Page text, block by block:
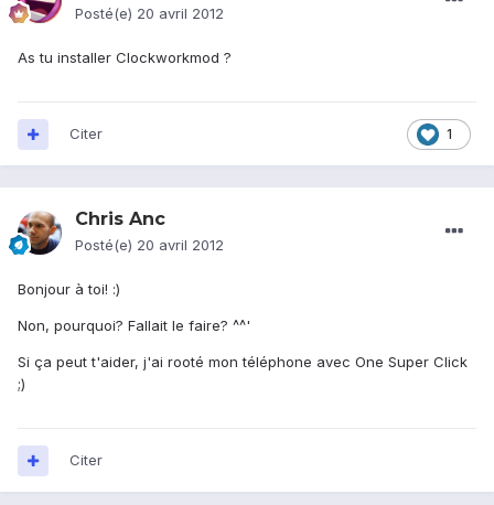
Posté(e) 20 avril 2012
As tu installer Clockworkmod ?
1
Citer
Chris Anc
Posté(e) 20 avril 2012
Bonjour à toi! :)
Non, pourquoi? Fallait le faire? ^^'
Si ça peut t'aider, j'ai rooté mon téléphone avec One Super Click
;)
Citer